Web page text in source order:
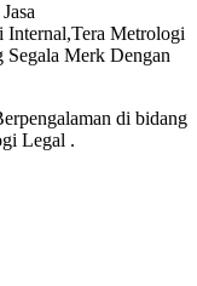
Internal,Tera Metrologi
Merk Dengan
di bidang
Legal .